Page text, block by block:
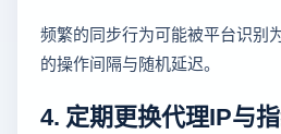
频繁的同步行为可能被平台识别
的操作间隔与随机延迟。
4. 定期更换代理IP与